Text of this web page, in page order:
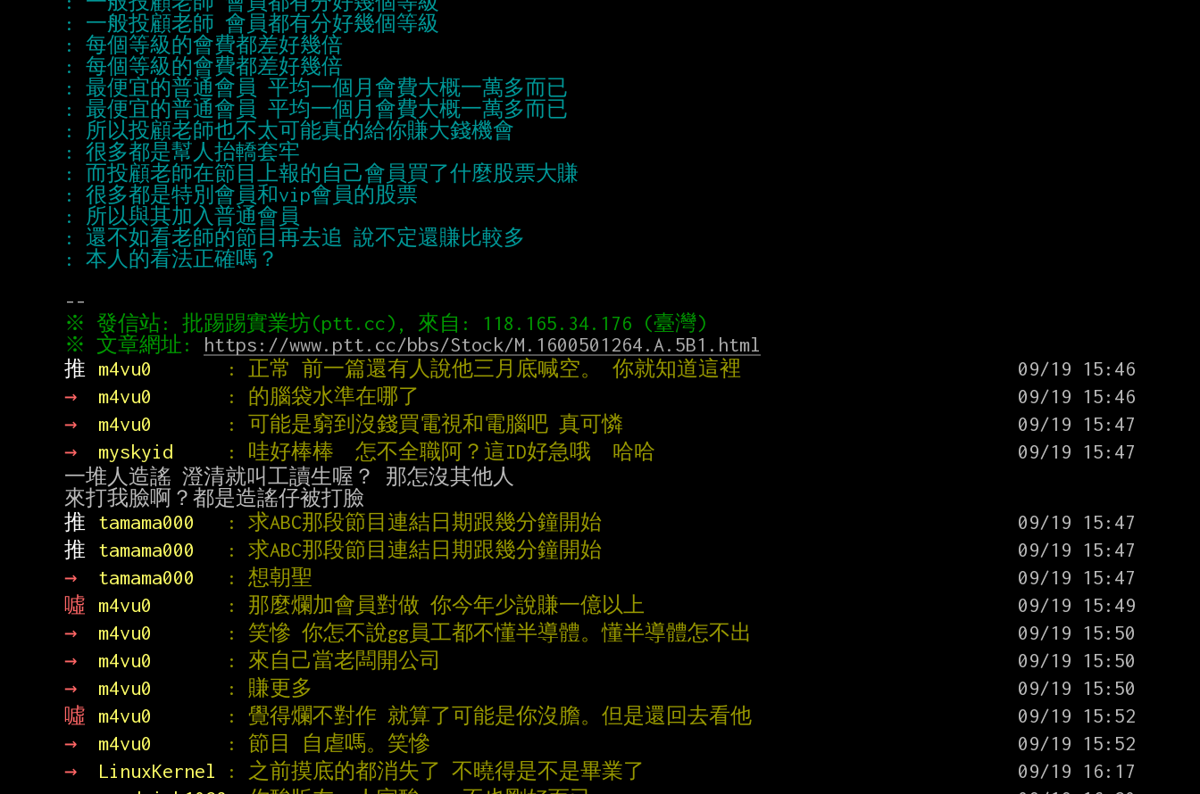
※ 文章網址: https://www.ptt.cc/bbs/Stock/M.1600501264.A.5B1.html
推
m4vu0 : 正常 前一篇還有人說他三月底喊空。 你就知道這裡
→
m4vu0 : 的腦袋水準在哪了
→
m4vu0 : 可能是窮到沒錢買電視和電腦吧 真可憐
→
myskyid : 哇好棒棒  怎不全職阿？這ID好急哦  哈哈
一堆人造謠 澄清就叫工讀生喔？ 那怎沒其他人
推
tamama000 : 求ABC那段節目連結日期跟幾分鐘開始
推
tamama000 : 求ABC那段節目連結日期跟幾分鐘開始
→
tamama000 : 想朝聖
噓
m4vu0 : 那麼爛加會員對做 你今年少說賺一億以上
→
m4vu0 : 笑慘 你怎不說gg員工都不懂半導體。懂半導體怎不出
→
m4vu0 : 來自己當老闆開公司
→
m4vu0 : 賺更多
噓
m4vu0 : 覺得爛不對作 就算了可能是你沒膽。但是還回去看他
→
m4vu0 : 節目 自虐嗎。笑慘
→
LinuxKernel : 之前摸底的都消失了 不曉得是不是畢業了